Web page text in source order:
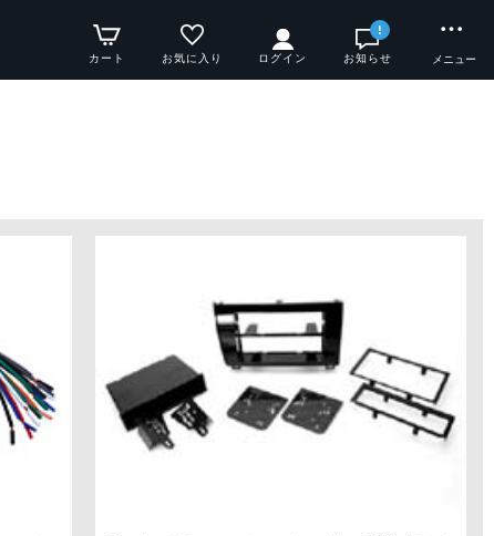
カート お気に入り ログイン
!
お知らせ メニュー